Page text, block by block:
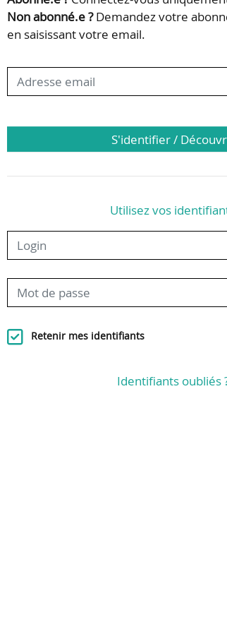
transport en commun de
Non abonné.e ?Demandez votre
en saisissant votre email.
S'identifier /
Utilisez vos
Retenir mes identifiants
Identifiants oubliés